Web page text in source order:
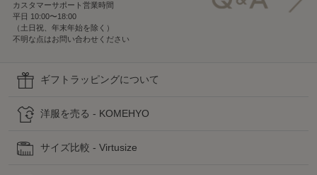
カスタマーサポート営業時間
平日 10:00〜18:00
（土日祝、年末年始を除く）
不明な点はお問い合わせください
ギフトラッピングについて
洋服を売る - KOMEHYO
サイズ比較 - Virtusize